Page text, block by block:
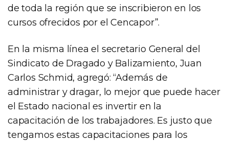
de toda la región que se inscribieron en los
cursos ofrecidos por el Cencapor”.
En la misma línea el secretario General del
Sindicato de Dragado y Balizamiento, Juan
Carlos Schmid, agregó: “Además de
administrar y dragar, lo mejor que puede hacer
el Estado nacional es invertir en la
capacitación de los trabajadores. Es justo que
tengamos estas capacitaciones para los